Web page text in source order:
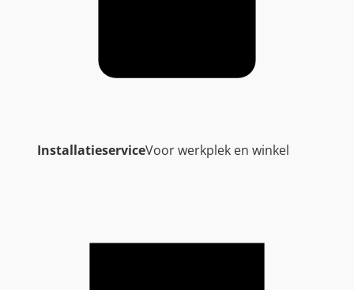
InstallatieserviceVoor werkplek en winkel